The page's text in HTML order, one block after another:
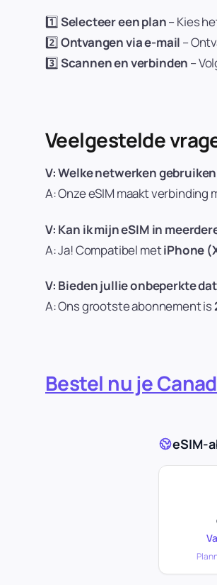
1️⃣Selecteer een plan– Kies
2️⃣Ontvangen via e-mail –
3️⃣Scannen en verbinden –
Veelgestelde
V: Welke netwerken
A: Onze eSIM maakt verbinding
V: Kan ik mijn eSIM in
A: Ja! Compatibel metiPhone
V: Bieden jullie onbeperkte
A: Ons grootste abonnement is
Bestel nu je
eSIM-